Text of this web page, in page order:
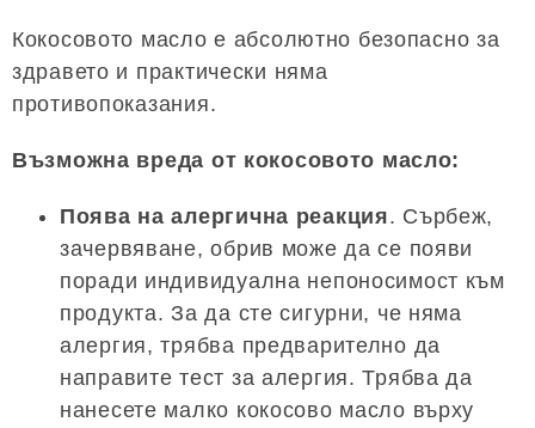
Кокосовото масло е абсолютно безопасно за
здравето и практически няма
противопоказания.
Възможна вреда от кокосовото масло:
Поява на алергична реакция. Сърбеж,
зачервяване, обрив може да се появи
поради индивидуална непоносимост към
продукта. За да сте сигурни, че няма
алергия, трябва предварително да
направите тест за алергия. Трябва да
нанесете малко кокосово масло върху